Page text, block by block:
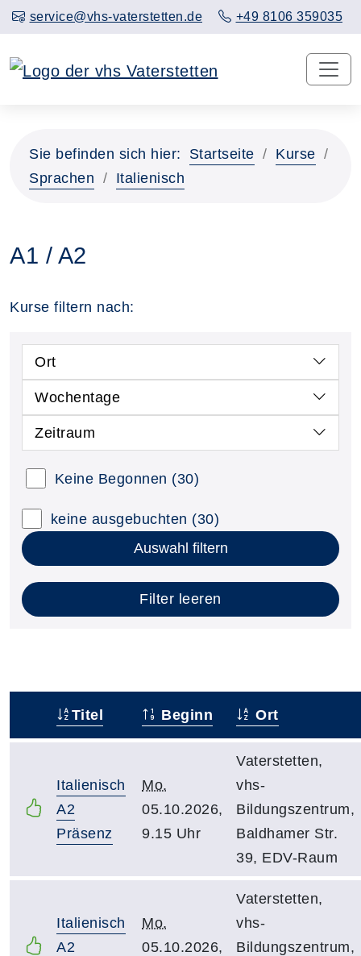
service@vhs-vaterstetten.de +49 8106 359035
Sie befinden sich hier: Startseite
Kurse
Sprachen
Italienisch
A1 / A2
Kurse filtern nach:
Ort
Wochentage
Zeitraum
Keine Begonnen (30)
keine ausgebuchten (30)
Auswahl filtern
Filter leeren
Titel Beginn Ort
Italienisch
A2
Präsenz
Mo.
05.10.2026,
9.15 Uhr
Vaterstetten,
vhs-
Bildungszentrum,
Baldhamer Str.
39, EDV-Raum
Italienisch
A2
Mo.
05.10.2026,
Vaterstetten,
vhs-
Bildungszentrum,